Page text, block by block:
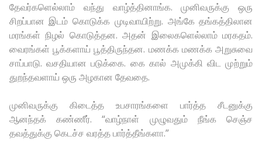
தேவர்களெல்லாம் வந்து வாழ்த்தினாங்க. முனிவருக்கு ஒரு
சிறப்பான இடம் கொடுக்க முடிவாயிற்று. அங்கே தங்கத்திலான
மரங்கள் நிழல் கொடுத்தன. அதன் இலைகளெல்லாம் மரகதம்.
வைரங்கள் பூக்களாய் பூத்திருந்தன. மணக்க மணக்க அறுசுவை
சாப்பாடு. வசதியான படுக்கை. கை கால் அமுக்கி விட முற்றும்
துறந்தவளாய் ஒரு அழகான தேவதை.
முனிவருக்கு கிடைத்த உபசாரங்களை பார்த்த சீடனுக்கு
ஆனந்தக் கண்ணீர். “வாழ்நாள் முழுவதும் நீங்க செஞ்ச
தவத்துக்கு கெடச்ச வரத்த பார்த்தீங்களா.”